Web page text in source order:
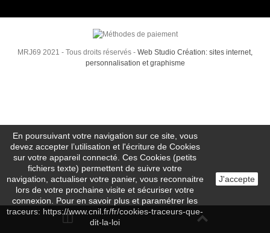
En poursuivant votre navigation sur ce site, vous
devez accepter l’utilisation et l'écriture de Cookies
sur votre appareil connecté. Ces Cookies (petits
fichiers texte) permettent de suivre votre
navigation, actualiser votre panier, vous reconnaitre
lors de votre prochaine visite et sécuriser votre
connexion. Pour en savoir plus et paramétrer les
traceurs: https://www.cnil.fr/fr/cookies-traceurs-que-
dit-la-loi
J'accepte
MRJ69 2021 - Tous droits réservés - Web Studio Création: sites internet,
personnalisation et graphisme